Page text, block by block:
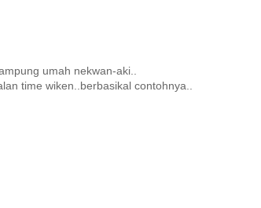
umah nekwan-aki..
time wiken..berbasikal contohnya..